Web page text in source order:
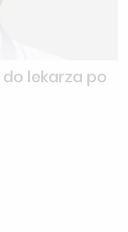
do lekarza po